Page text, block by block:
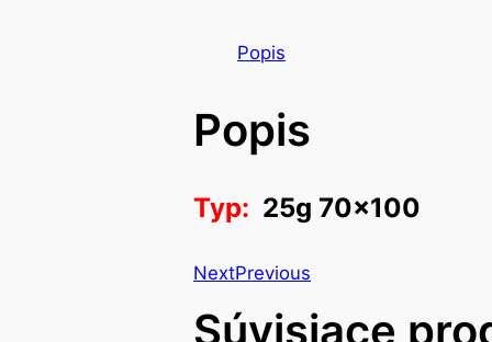
Popis
Popis
Typ: 25g 70×100
NextPrevious
Súvisiace